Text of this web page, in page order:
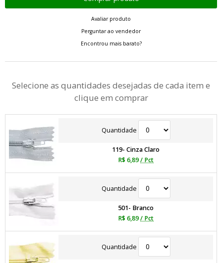
Avaliar produto
Perguntar ao vendedor
Encontrou mais barato?
Selecione as quantidades desejadas de cada item e
clique em comprar
Quantidade
119- Cinza Claro
R$ 6,89/ Pct
Quantidade
501- Branco
R$ 6,89/ Pct
Quantidade